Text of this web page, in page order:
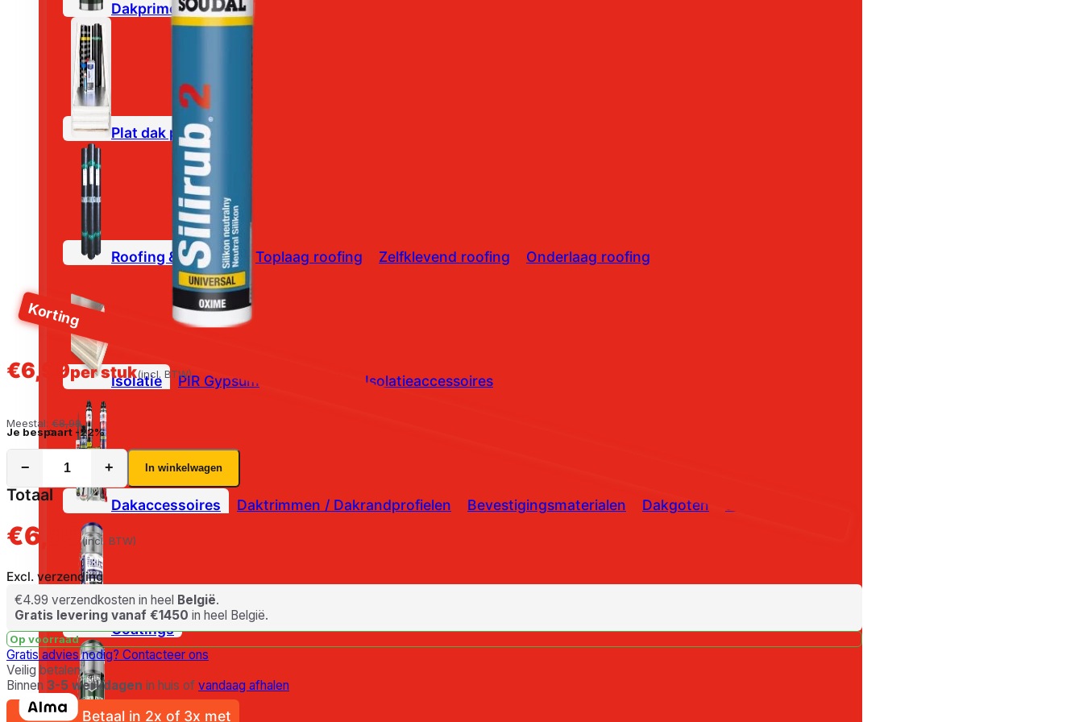
Dakprimer
Plat dak pakketten
Roofing & Bitumen Toplaag roofing Zelfklevend roofing Onderlaag roofing
Isolatie PIR Gypsum Isolatieaccessoires
Dakaccessoires Daktrimmen / Dakrandprofielen Bevestigingsmaterialen Dakgoten
Coatings
€6,99per stuk(incl. BTW)
Korting
Meestal: €8,99
Je bespaart -22%
− + In winkelwagen
Totaal
€6,99(incl. BTW)
Excl. verzending
€4.99 verzendkosten in heel België.
Gratis levering vanaf €1450 in heel België.
Op voorraad
Gratis advies nodig? Contacteer ons
Veilig betalen
Binnen 3-5 werkdagen in huis of vandaag afhalen
Betaal in 2x of 3x met